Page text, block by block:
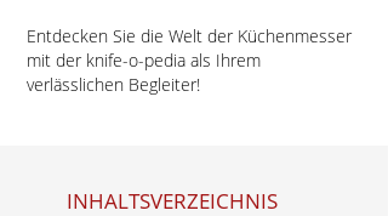
Entdecken Sie die Welt der Küchenmesser
mit der knife-o-pedia als Ihrem
verlässlichen Begleiter!
INHALTSVERZEICHNIS